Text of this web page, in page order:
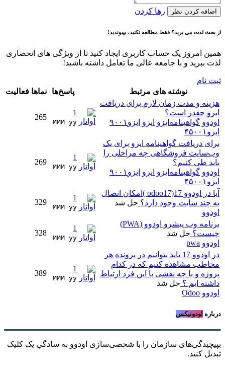
اضافه کردن نظر رها کردن
از بحث لذت می برید؟ فقط مطالعه نکنید، بپیوندید!
همین امروز یک حساب کاربری ایجاد کنید تا از ویژگی های انحصاری
لذت ببرید و با جامعه عالی ما تعامل داشته باشید!
ثبت نام
نوشته های مرتبط
پاسخ‌ها نماها فعالیت
هزینه و مدت زمان لازم برای دریافت
ایزو چقدر است؟
اودوو گواهینامه‌ایزو ایزو ایزو‌۹۰۰۱
ایزو‌۴۵۰۰۱
1
MMM yy
265
برای دریافت گواهینامه ایزو برای یک
وب‌سایت فروشگاهی چه مراحلی را
باید طی کنیم؟
اودوو گواهینامه‌ایزو ایزو ایزو‌۹۰۰۱
ایزو‌۴۵۰۰۱
1
MMM yy
269
آیا در اودوو 17(odoo17 )امکان اتصال
به چند سایت وجود دارد؟ حل شد
اودوو
1
MMM yy
329
برنامه وب پیشرو اودوو (PWA)
چیست؟ حل شد
اودوو pwa
1
MMM yy
328
در اودوو 17 باید بتوانیم در پرونده هر
مخاطب مشاهده کنیم که در کدام
پروژه و با چه نقشی با این فرد ارتباط
داشته ایم ؟ حل شد
اودوو Odoo
1
MMM yy
389
درباره اودونیکس
بپیچیدگی‌های سازمان را با شخصی‌سازی اودوو به سادگیِ یک کلیک
تبدیل کنید.